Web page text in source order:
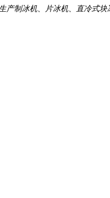
制冰机、片冰机、直冷式